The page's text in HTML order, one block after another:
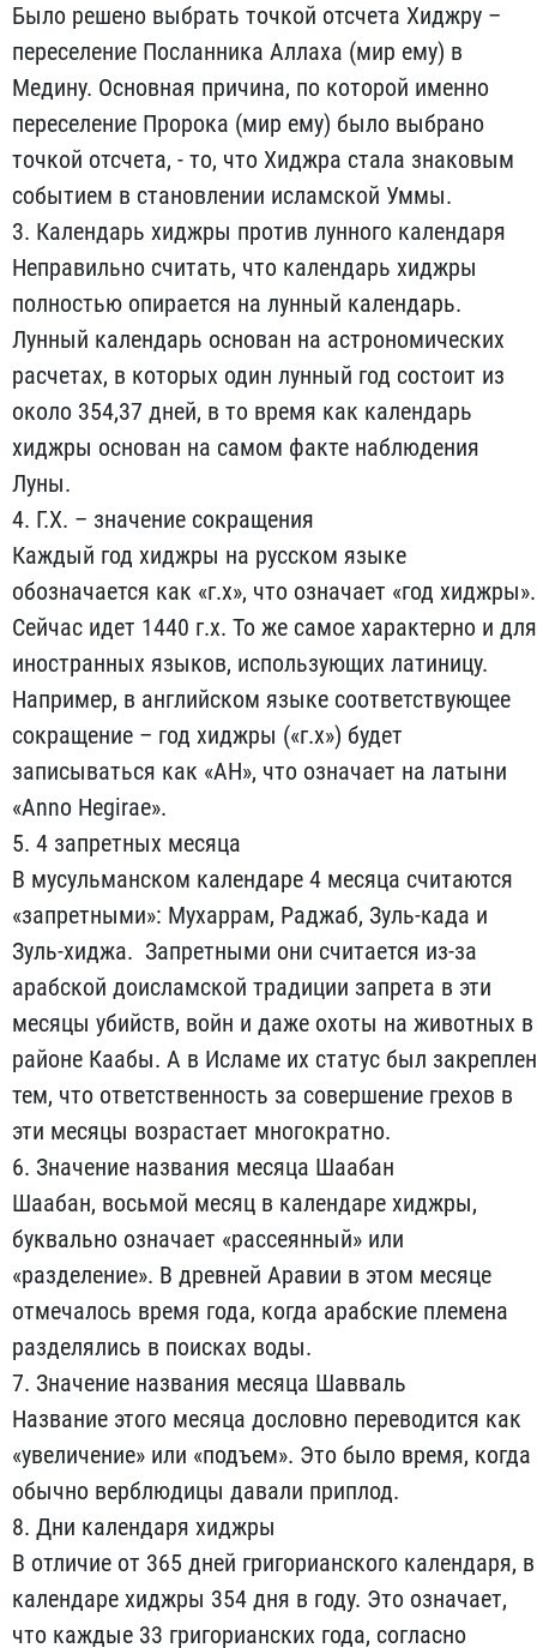
Было решено выбрать точкой отсчета Хиджру –
переселение Посланника Аллаха (мир ему) в
Медину. Основная причина, по которой именно
переселение Пророка (мир ему) было выбрано
точкой отсчета, - то, что Хиджра стала знаковым
событием в становлении исламской Уммы.
3. Календарь хиджры против лунного календаря
Неправильно считать, что календарь хиджры
полностью опирается на лунный календарь.
Лунный календарь основан на астрономических
расчетах, в которых один лунный год состоит из
около 354,37 дней, в то время как календарь
хиджры основан на самом факте наблюдения
Луны.
4. Г.Х. – значение сокращения
Каждый год хиджры на русском языке
обозначается как «г.х», что означает «год хиджры».
Сейчас идет 1440 г.х. То же самое характерно и для
иностранных языков, использующих латиницу.
Например, в английском языке соответствующее
сокращение – год хиджры («г.х») будет
записываться как «AH», что означает на латыни
«Anno Hegirae».
5. 4 запретных месяца
В мусульманском календаре 4 месяца считаются
«запретными»: Мухаррам, Раджаб, Зуль-када и
Зуль-хиджа. Запретными они считается из-за
арабской доисламской традиции запрета в эти
месяцы убийств, войн и даже охоты на животных в
районе Каабы. А в Исламе их статус был закреплен
тем, что ответственность за совершение грехов в
эти месяцы возрастает многократно.
6. Значение названия месяца Шаабан
Шаабан, восьмой месяц в календаре хиджры,
буквально означает «рассеянный» или
«разделение». В древней Аравии в этом месяце
отмечалось время года, когда арабские племена
разделялись в поисках воды.
7. Значение названия месяца Шавваль
Название этого месяца дословно переводится как
«увеличение» или «подъем». Это было время, когда
обычно верблюдицы давали приплод.
8. Дни календаря хиджры
В отличие от 365 дней григорианского календаря, в
календаре хиджры 354 дня в году. Это означает,
что каждые 33 григорианских года, согласно